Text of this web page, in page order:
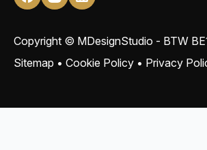
Copyright © MDesignStudio - BTW
Sitemap • Cookie Policy • Privacy